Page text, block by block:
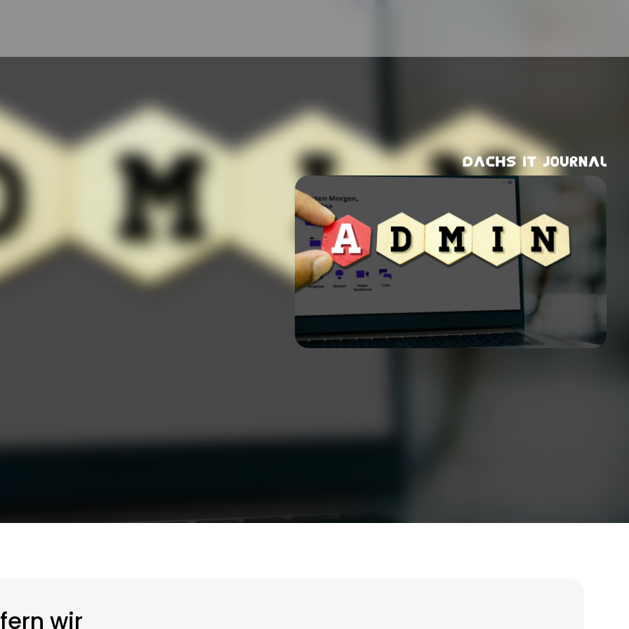
zur Benutzer-, Gruppen-
Überblick über
administrieren
wir